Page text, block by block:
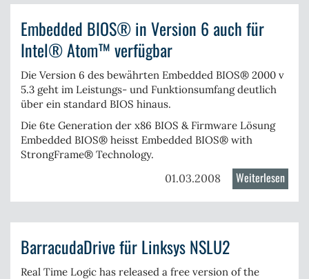
Embedded BIOS® in Version 6 auch für
Intel® Atom™ verfügbar
Die Version 6 des bewährten Embedded BIOS® 2000 v
5.3 geht im Leistungs- und Funktionsumfang deutlich
über ein standard BIOS hinaus.
Die 6te Generation der x86 BIOS & Firmware Lösung
Embedded BIOS® heisst Embedded BIOS® with
StrongFrame® Technology.
01.03.2008 Weiterlesen
in
BarracudaDrive für Linksys NSLU2
Real Time Logic has released a free version of the